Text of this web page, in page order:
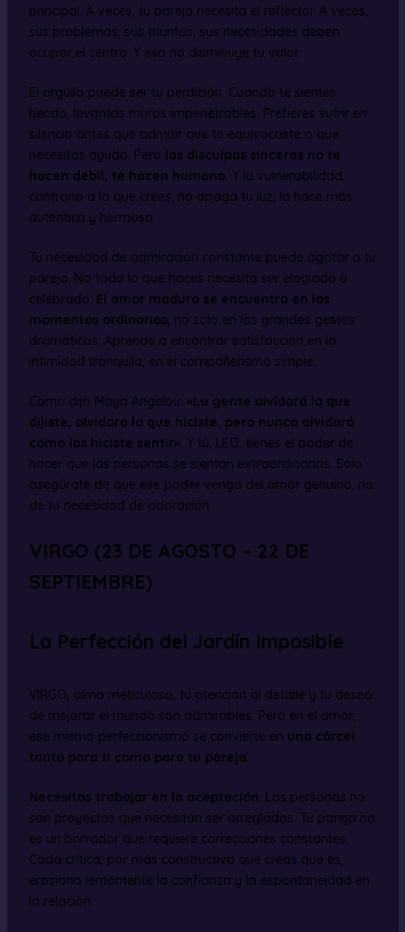
principal. A veces, tu pareja necesita el reflector. A veces,
sus problemas, sus triunfos, sus necesidades deben
ocupar el centro. Y eso no disminuye tu valor.
El orgullo puede ser tu perdición. Cuando te sientes
herido, levantas muros impenetrables. Prefieres sufrir en
silencio antes que admitir que te equivocaste o que
necesitas ayuda. Pero las disculpas sinceras no te
hacen débil, te hacen humano. Y la vulnerabilidad,
contrario a lo que crees, no apaga tu luz, la hace más
auténtica y hermosa.
Tu necesidad de admiración constante puede agotar a tu
pareja. No todo lo que haces necesita ser elogiado o
celebrado. El amor maduro se encuentra en los
momentos ordinarios, no solo en los grandes gestos
dramáticos. Aprende a encontrar satisfacción en la
intimidad tranquila, en el compañerismo simple.
Como dijo Maya Angelou: «La gente olvidará lo que
dijiste, olvidará lo que hiciste, pero nunca olvidará
cómo los hiciste sentir». Y tú, LEO, tienes el poder de
hacer que las personas se sientan extraordinarias. Solo
asegúrate de que ese poder venga del amor genuino, no
de tu necesidad de adoración.
VIRGO (23 DE AGOSTO – 22 DE
SEPTIEMBRE)
La Perfección del Jardín Imposible
VIRGO, alma meticulosa, tu atención al detalle y tu deseo
de mejorar el mundo son admirables. Pero en el amor,
ese mismo perfeccionismo se convierte en una cárcel
tanto para ti como para tu pareja.
Necesitas trabajar en la aceptación. Las personas no
son proyectos que necesitan ser arreglados. Tu pareja no
es un borrador que requiere correcciones constantes.
Cada crítica, por más constructiva que creas que es,
erosiona lentamente la confianza y la espontaneidad en
la relación.